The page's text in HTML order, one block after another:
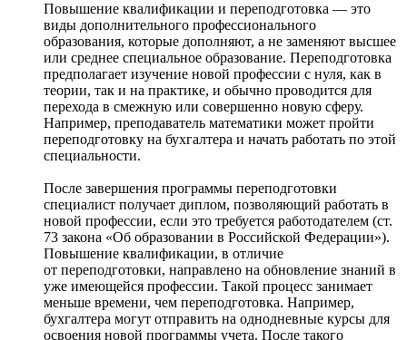
Повышение квалификации и переподготовка — это
виды дополнительного профессионального
образования, которые дополняют, а не заменяют высшее
или среднее специальное образование. Переподготовка
предполагает изучение новой профессии с нуля, как в
теории, так и на практике, и обычно проводится для
перехода в смежную или совершенно новую сферу.
Например, преподаватель математики может пройти
переподготовку на бухгалтера и начать работать по этой
специальности.
После завершения программы переподготовки
специалист получает диплом, позволяющий работать в
новой профессии, если это требуется работодателем (ст.
73 закона «Об образовании в Российской Федерации»).
Повышение квалификации, в отличие
от переподготовки, направлено на обновление знаний в
уже имеющейся профессии. Такой процесс занимает
меньше времени, чем переподготовка. Например,
бухгалтера могут отправить на однодневные курсы для
освоения новой программы учета. После такого